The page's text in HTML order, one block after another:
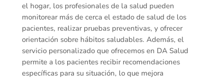
el hogar, los profesionales de la salud pueden
monitorear más de cerca el estado de salud de los
pacientes, realizar pruebas preventivas, y ofrecer
orientación sobre hábitos saludables. Además, el
servicio personalizado que ofrecemos en DA Salud
permite a los pacientes recibir recomendaciones
específicas para su situación, lo que mejora